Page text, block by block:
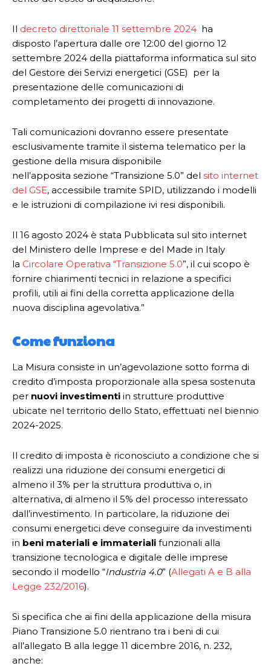
Il decreto direttoriale 11 settembre 2024 ha
disposto l’apertura dalle ore 12:00 del giorno 12
settembre 2024 della piattaforma informatica sul sito
del Gestore dei Servizi energetici (GSE) per la
presentazione delle comunicazioni di
completamento dei progetti di innovazione.
Tali comunicazioni dovranno essere presentate
esclusivamente tramite il sistema telematico per la
gestione della misura disponibile
nell’apposita sezione “Transizione 5.0” del sito internet
del GSE, accessibile tramite SPID, utilizzando i modelli
e le istruzioni di compilazione ivi resi disponibili.
Il 16 agosto 2024 è stata Pubblicata sul sito internet
del Ministero delle Imprese e del Made in Italy
la Circolare Operativa “Transizione 5.0”, il cui scopo è
fornire chiarimenti tecnici in relazione a specifici
profili, utili ai fini della corretta applicazione della
nuova disciplina agevolativa.”
Come funziona
La Misura consiste in un’agevolazione sotto forma di
credito d’imposta proporzionale alla spesa sostenuta
per nuovi investimenti in strutture produttive
ubicate nel territorio dello Stato, effettuati nel biennio
2024-2025.
Il credito di imposta è riconosciuto a condizione che si
realizzi una riduzione dei consumi energetici di
almeno il 3% per la struttura produttiva o, in
alternativa, di almeno il 5% del processo interessato
dall’investimento. In particolare, la riduzione dei
consumi energetici deve conseguire da investimenti
in beni materiali e immateriali funzionali alla
transizione tecnologica e digitale delle imprese
secondo il modello “Industria 4.0” (Allegati A e B alla
Legge 232/2016).
Si specifica che ai fini della applicazione della misura
Piano Transizione 5.0 rientrano tra i beni di cui
all’allegato B alla legge 11 dicembre 2016, n. 232,
anche: